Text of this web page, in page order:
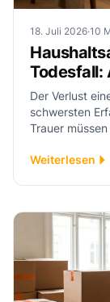
18. Juli 2026·10
Todesfall:
Der Verlust
schwersten
Trauer
Weiterlesen